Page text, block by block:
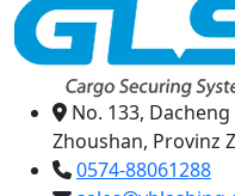
No. 133,
Zhoushan, Provinz
0574-88061288